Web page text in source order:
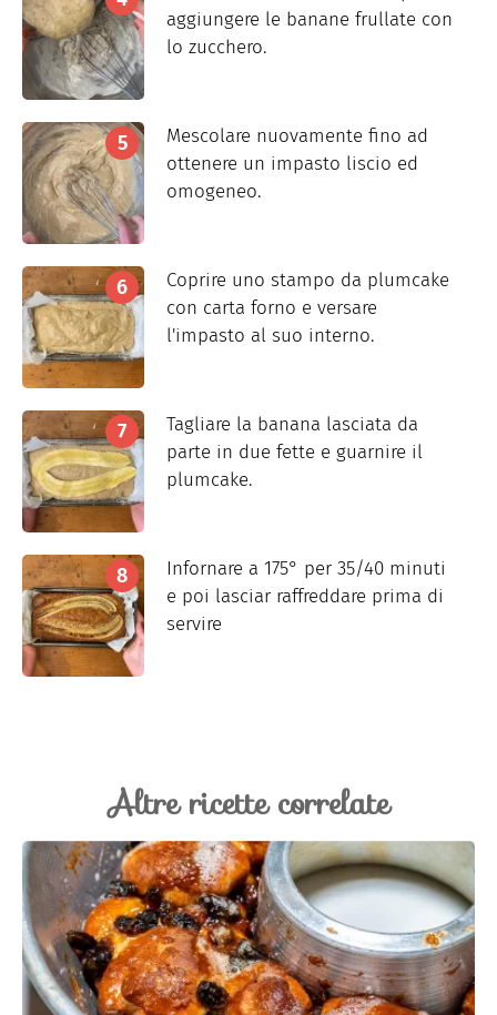
aggiungere le banane frullate con
lo zucchero.
Mescolare nuovamente fino ad
ottenere un impasto liscio ed
omogeneo.
Coprire uno stampo da plumcake
con carta forno e versare
l'impasto al suo interno.
Tagliare la banana lasciata da
parte in due fette e guarnire il
plumcake.
Infornare a 175° per 35/40 minuti
e poi lasciar raffreddare prima di
servire
Altre ricette correlate